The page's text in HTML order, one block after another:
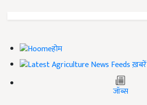
होम
ख़बरें
जॉब्स